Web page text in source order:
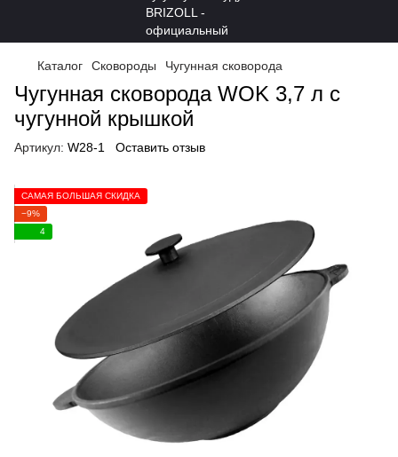
Каталог Сковороды Чугунная сковорода
Чугунная сковорода WOK 3,7 л с
чугунной крышкой
Артикул: W28-1 Оставить отзыв
САМАЯ БОЛЬШАЯ СКИДКА
−9%
4